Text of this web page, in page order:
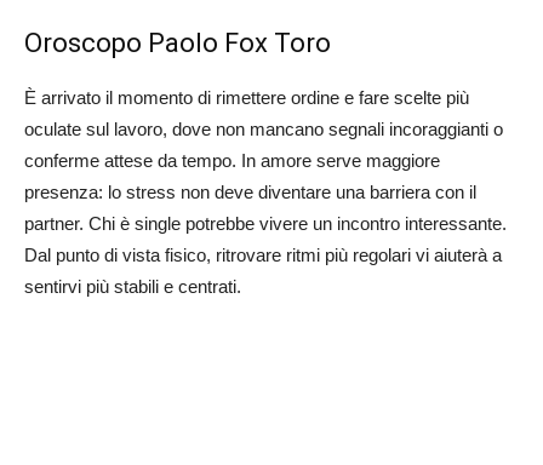
Oroscopo Paolo Fox Toro
È arrivato il momento di rimettere ordine e fare scelte più
oculate sul lavoro, dove non mancano segnali incoraggianti o
conferme attese da tempo. In amore serve maggiore
presenza: lo stress non deve diventare una barriera con il
partner. Chi è single potrebbe vivere un incontro interessante.
Dal punto di vista fisico, ritrovare ritmi più regolari vi aiuterà a
sentirvi più stabili e centrati.